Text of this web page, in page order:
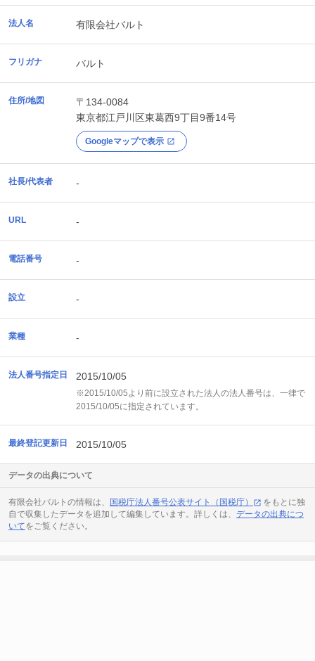
法人名 有限会社バルト
フリガナ バルト
住所/地図
〒134-0084
東京都江戸川区東葛西9丁目9番14号
Googleマップで表示
社長/代表者 -
URL -
電話番号 -
設立 -
業種 -
法人番号指定日 2015/10/05
※2015/10/05より前に設立された法人の法人番号は、一律で
2015/10/05に指定されています。
最終登記更新日 2015/10/05
データの出典について
有限会社バルトの情報は、 国税庁法人番号公表サイト（国税庁）
をもとに独
自で収集したデータを追加して編集しています。詳しくは、 データの出典につ
いてをご覧ください。